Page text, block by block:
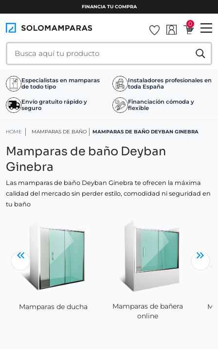
0
Especialistas en mamparas
de todo tipo
Instaladores profesionales en
toda España
Envío gratuito rápido y
seguro
Financiación cómoda y
flexible
HOME MAMPARAS DE BAÑO MAMPARAS DE BAÑO DEYBAN GINEBRA
Mamparas de baño Deyban
Ginebra
Las mamparas de baño Deyban Ginebra te ofrecen la máxima
calidad del mercado sin perder estilo, comodidad ni seguridad en
tu baño
Mamparas de ducha
Mamparas de bañera
online